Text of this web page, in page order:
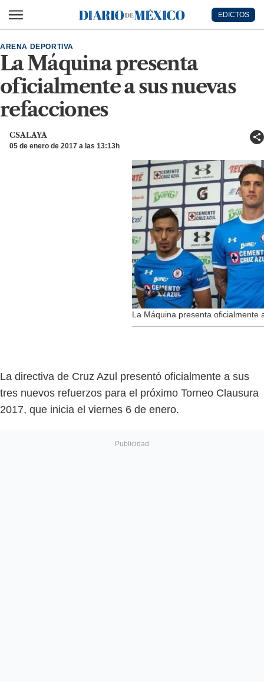
Diario de México
EDICTOS
La Máquina presenta
oficialmente a sus nuevas
refacciones
ARENA DEPORTIVA
CSALAYA
05 de enero de 2017 a las 13:13h
La Máquina presenta oficialmente
La directiva de Cruz Azul presentó oficialmente a sus
tres nuevos refuerzos para el próximo Torneo Clausura
2017, que inicia el viernes 6 de enero.